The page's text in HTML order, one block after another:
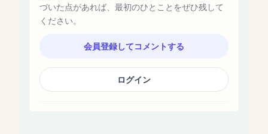
づいた点があれば、最初のひとことをぜひ残して
ください。
会員登録してコメントする
ログイン